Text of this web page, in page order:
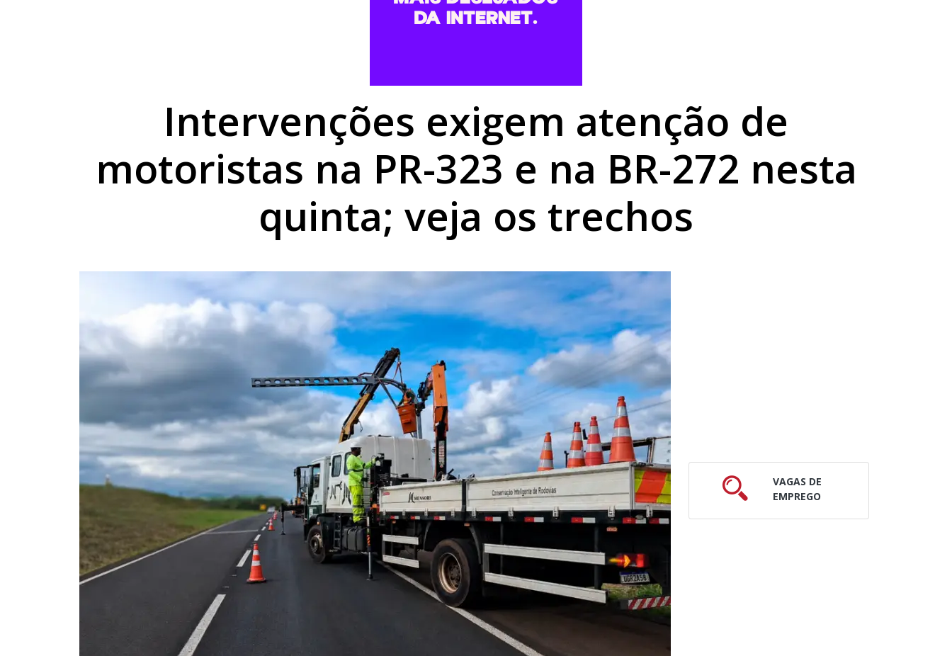
Projeto do TechnoPark garante reconhecimento estadual a Umuarama
Intervenções exigem atenção de
motoristas na PR-323 e na BR-272 nesta
quinta; veja os trechos
VAGAS DE
EMPREGO